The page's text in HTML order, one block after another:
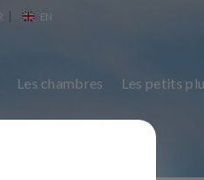
EN
Les chambres Les petits